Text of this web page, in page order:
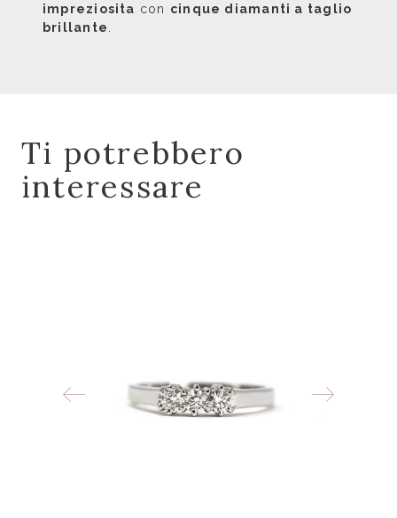
impreziosita con cinque diamanti a taglio
brillante
Ti potrebbero
interessare